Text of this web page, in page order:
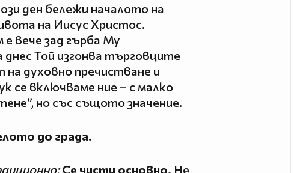
ден бележи началото на
на Иисус Христос.
вече зад гърба Му
Той изгонва търговците
духовно пречистване и
се включваме ние – с малко
но със същото значение.
до града.
Се чисти основно. Не